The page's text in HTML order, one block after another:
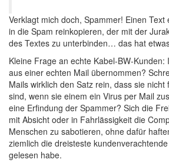
Verklagt mich doch, Spammer! Einen Text
in die Spam reinkopieren, der mit der
des Textes zu unterbinden… das hat
Kleine Frage an echte Kabel-BW-
aus einer echten Mail übernommen?
Mails wirklich den Satz rein, dass sie
sind, wenn sie einem ein Virus per Mail
eine Erfindung der Spammer? Sich die
mit Absicht oder in Fahrlässigkeit die
Menschen zu sabotieren, ohne dafür
ziemlich die dreisteste
gelesen habe.